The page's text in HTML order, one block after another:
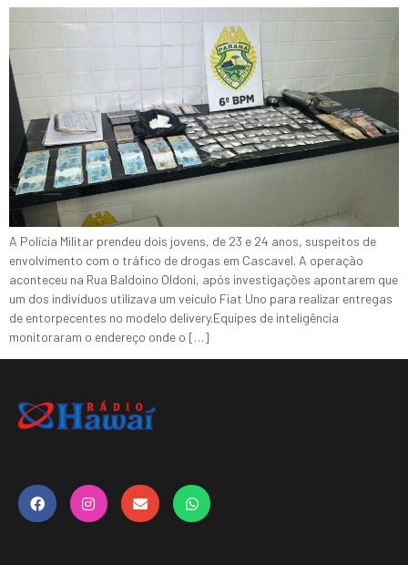
A Polícia Militar prendeu dois jovens, de 23 e 24 anos, suspeitos de
envolvimento com o tráfico de drogas em Cascavel. A operação
aconteceu na Rua Baldoino Oldoni, após investigações apontarem que
um dos indivíduos utilizava um veículo Fiat Uno para realizar entregas
de entorpecentes no modelo delivery.Equipes de inteligência
monitoraram o endereço onde o […]